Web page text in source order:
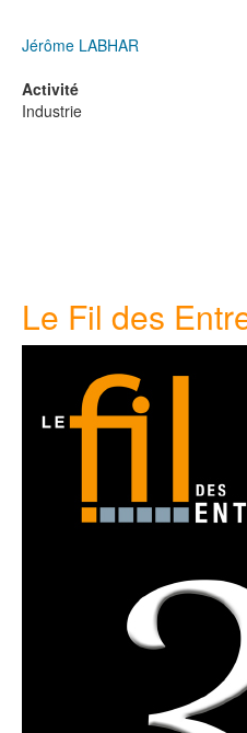
Jérôme LABHAR
Activité
Industrie
Le Fil des